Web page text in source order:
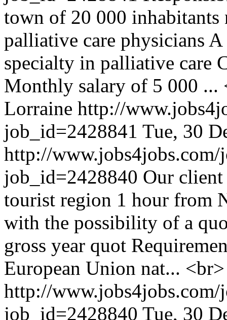
town of 20 000 inhabitants
palliative care physicians
specialty in palliative care
Monthly salary of 5 000
Lorraine http://
job_id=2428841 Tue, 30
http://www.jobs4jobs.com/
job_id=2428840 Our
tourist region 1 hour from
with the possibility of a
gross year quot
European Union nat...
http://www.jobs4jobs.com/
job_id=2428840 Tue, 30